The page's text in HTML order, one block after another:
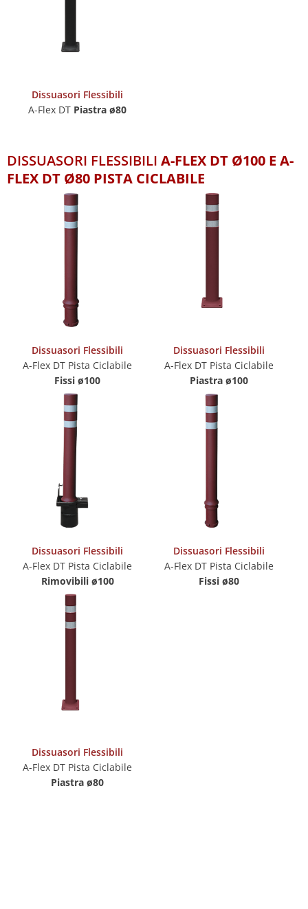
Dissuasori Flessibili
A-Flex DT Piastra ø80
DISSUASORI FLESSIBILI A-FLEX DT Ø100 E A-
FLEX DT Ø80 PISTA CICLABILE
Dissuasori Flessibili
A-Flex DT Pista Ciclabile
Fissi ø100
Dissuasori Flessibili
A-Flex DT Pista Ciclabile
Piastra ø100
Dissuasori Flessibili
A-Flex DT Pista Ciclabile
Rimovibili ø100
Dissuasori Flessibili
A-Flex DT Pista Ciclabile
Fissi ø80
Dissuasori Flessibili
A-Flex DT Pista Ciclabile
Piastra ø80